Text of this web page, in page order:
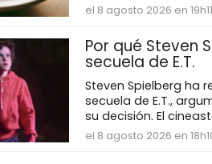
el 8 agosto 2026 en 19h11
Por qué Steven
secuela de E.T.
Steven Spielberg ha
secuela de E.T.,
su decisión. El
el 8 agosto 2026 en